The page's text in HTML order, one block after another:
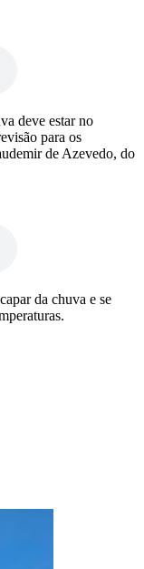
deve estar no
para os
de Azevedo, do
da chuva e se